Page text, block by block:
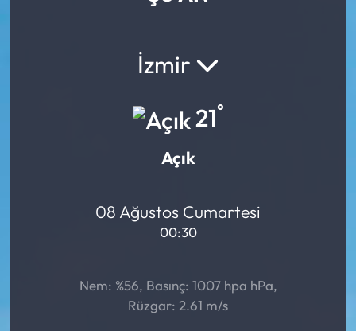
İzmir
21°
Açık
08 Ağustos Cumartesi
00:30
Nem: %56, Basınç: 1007 hpa hPa,
Rüzgar: 2.61 m/s